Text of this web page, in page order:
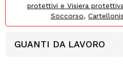
protettivi e Visiera protettiva
Soccorso,
GUANTI DA LAVORO